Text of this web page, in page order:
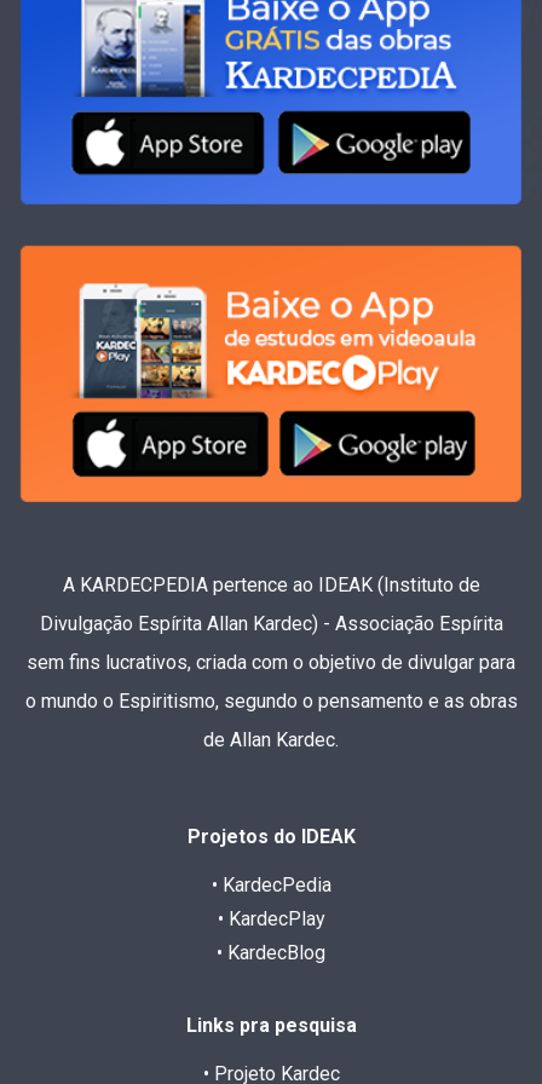
A KARDECPEDIA pertence ao IDEAK (Instituto de
Divulgação Espírita Allan Kardec) - Associação Espírita
sem fins lucrativos, criada com o objetivo de divulgar para
o mundo o Espiritismo, segundo o pensamento e as obras
de Allan Kardec.
Projetos do IDEAK
• KardecPedia
• KardecPlay
• KardecBlog
Links pra pesquisa
• Projeto Kardec